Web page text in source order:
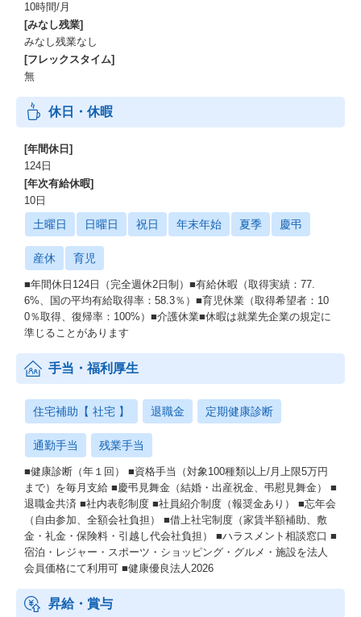
10時間/月
[みなし残業]
みなし残業なし
[フレックスタイム]
無
休日・休暇
[年間休日]
124日
[年次有給休暇]
10日
土曜日 日曜日 祝日 年末年始 夏季 慶弔
産休 育児
■年間休⽇124⽇（完全週休2⽇制）■有給休暇（取得実績：77.
6%、国の平均有給取得率：58.3％）■育児休業（取得希望者：10
0％取得、復帰率：100%）■介護休業■休暇は就業先企業の規定に
準じることがあります
手当・福利厚生
住宅補助【 社宅 】 退職金 定期健康診断
通勤手当 残業手当
■健康診断（年１回） ■資格手当（対象100種類以上/月上限5万円
まで）を毎月支給 ■慶弔⾒舞⾦（結婚・出産祝⾦、弔慰⾒舞⾦） ■
退職金共済 ■社内表彰制度 ■社員紹介制度（報奨金あり） ■忘年会
（自由参加、全額会社負担） ■借上社宅制度（家賃半額補助、敷
金・礼金・保険料・引越し代会社負担） ■ハラスメント相談窓口 ■
宿泊・レジャー・スポーツ・ショッピング・グルメ・施設を法人
会員価格にて利用可 ■健康優良法人2026
昇給・賞与